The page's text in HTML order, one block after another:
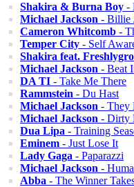
Shakira & Burna Boy -
Michael Jackson - Billie
Cameron Whitcomb -
Temper City - Self
Shakira feat.
Michael Jackson - Beat
DA TI - Take Me There
Rammstein - Du Hast
Michael Jackson - They
Michael Jackson - Dirty
Dua Lipa - Training
Eminem - Just Lose It
Lady Gaga - Paparazzi
Michael Jackson -
Abba - The Winner